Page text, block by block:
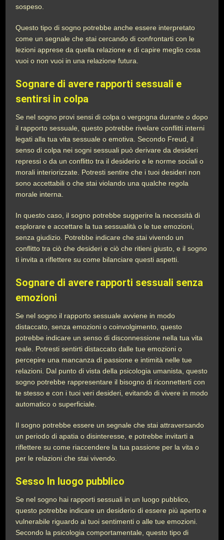
sospeso.
Questo tipo di sogno potrebbe anche essere interpretato
come un segnale che stai cercando di confrontarti con le
lezioni apprese da quella relazione e di capire meglio cosa
vuoi o non vuoi in una relazione futura.
Sognare di avere rapporti sessuali e
sentirsi in colpa
Se nel sogno provi sensi di colpa o vergogna durante o dopo
il rapporto sessuale, questo potrebbe rivelare conflitti interni
legati alla tua vita sessuale o emotiva. Secondo Freud, il
senso di colpa nei sogni sessuali può derivare da desideri
repressi o da un conflitto tra il desiderio e le norme sociali o
morali interiorizzate. Potresti sentire che i tuoi desideri non
sono accettabili o che stai violando una qualche regola
morale interna.
In questo caso, il sogno potrebbe suggerire la necessità di
esplorare e accettare la tua sessualità o le tue emozioni,
senza giudizio. Potrebbe indicare che stai vivendo un
conflitto tra ciò che desideri e ciò che ritieni giusto, e il sogno
ti invita a riflettere su come bilanciare questi aspetti.
Sognare di avere rapporti sessuali senza
emozioni
Se nel sogno il rapporto sessuale avviene in modo
distaccato, senza emozioni o coinvolgimento, questo
potrebbe indicare un senso di disconnessione nella tua vita
reale. Potresti sentirti distaccato dalle tue emozioni o
percepire una mancanza di passione e intimità nelle tue
relazioni. Dal punto di vista della psicologia umanista, questo
sogno potrebbe rappresentare il bisogno di riconnetterti con
te stesso e con i tuoi veri desideri, evitando di vivere in modo
automatico o superficiale.
Il sogno potrebbe essere un segnale che stai attraversando
un periodo di apatia o disinteresse, e potrebbe invitarti a
riflettere su come riaccendere la tua passione per la vita o
per le relazioni che stai vivendo.
Sesso In luogo pubblico
Se nel sogno hai rapporti sessuali in un luogo pubblico,
questo potrebbe indicare un desiderio di essere più aperto e
vulnerabile riguardo ai tuoi sentimenti o alle tue emozioni.
Secondo la psicologia comportamentale, questo tipo di